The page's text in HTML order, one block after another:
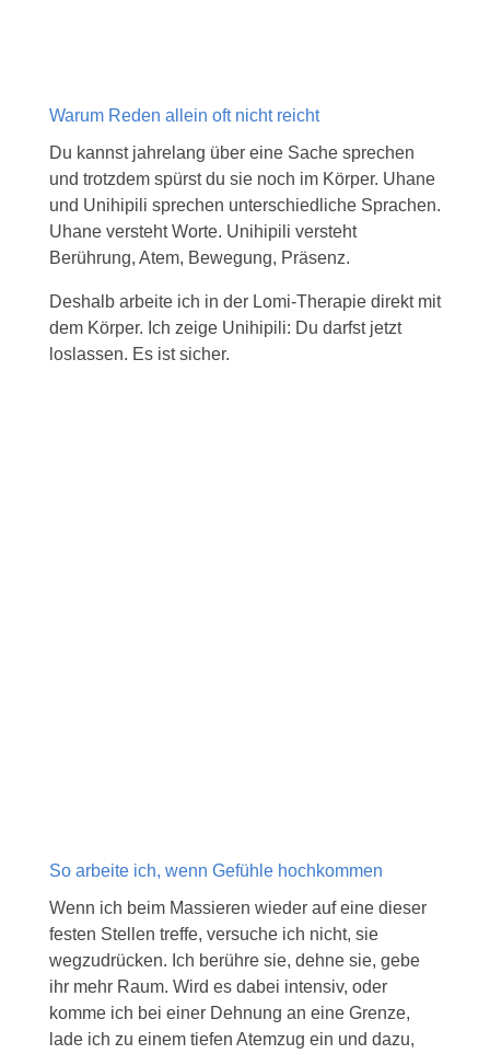
Warum Reden allein oft nicht reicht
Du kannst jahrelang über eine Sache sprechen
und trotzdem spürst du sie noch im Körper. Uhane
und Unihipili sprechen unterschiedliche Sprachen.
Uhane versteht Worte. Unihipili versteht
Berührung, Atem, Bewegung, Präsenz.
Deshalb arbeite ich in der Lomi-Therapie direkt mit
dem Körper. Ich zeige Unihipili: Du darfst jetzt
loslassen. Es ist sicher.
So arbeite ich, wenn Gefühle hochkommen
Wenn ich beim Massieren wieder auf eine dieser
festen Stellen treffe, versuche ich nicht, sie
wegzudrücken. Ich berühre sie, dehne sie, gebe
ihr mehr Raum. Wird es dabei intensiv, oder
komme ich bei einer Dehnung an eine Grenze,
lade ich zu einem tiefen Atemzug ein und dazu,